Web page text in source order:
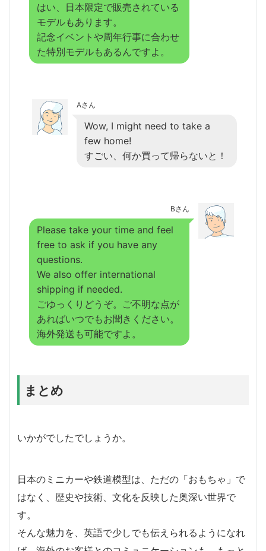
はい、日本限定で販売されている
モデルもあります。
記念イベントや周年行事に合わせ
た特別モデルもあるんですよ。
Aさん
Wow, I might need to take a
few home!
すごい、何か買って帰らないと！
Bさん
Please take your time and feel
free to ask if you have any
questions.
We also offer international
shipping if needed.
ごゆっくりどうぞ。ご不明な点が
あればいつでもお聞きください。
海外発送も可能ですよ。
まとめ
いかがでしたでしょうか。
日本のミニカーや鉄道模型は、ただの「おもちゃ」で
はなく、歴史や技術、文化を反映した奥深い世界で
す。
そんな魅力を、英語で少しでも伝えられるようになれ